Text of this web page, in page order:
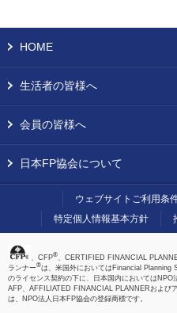
HOME
生活者の皆様へ
会員の皆様へ
日本FP協会について
ウェブサイトご利用条
特定個人情報基本方針
、CFP®、CERTIFIED FINANCIAL
ランナー®は、米国外においてはFinancial Planning
のライセンス契約の下に、日本国内においてはNPO
AFP、AFFILIATED FINANCIAL PLANNERおよび
は、NPO法人日本FP協会の登録商標です。